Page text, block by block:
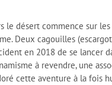
le désert commence sur
Deux cagouilles
en 2018 de se lancer
à revendre, une
cette aventure à la fois